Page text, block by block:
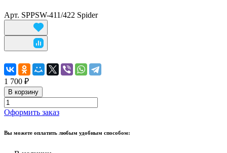
Арт. SPPSW-411/422 Spider
1 700 ₽
В корзину
Оформить заказ
Вы можете оплатить любым удобным способом: